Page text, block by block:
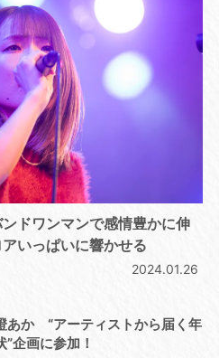
ドワンマンで感情豊かに伸
いっぱいに響かせる
2024.01.26
あか “アーティストから届く年
”企画に参加！